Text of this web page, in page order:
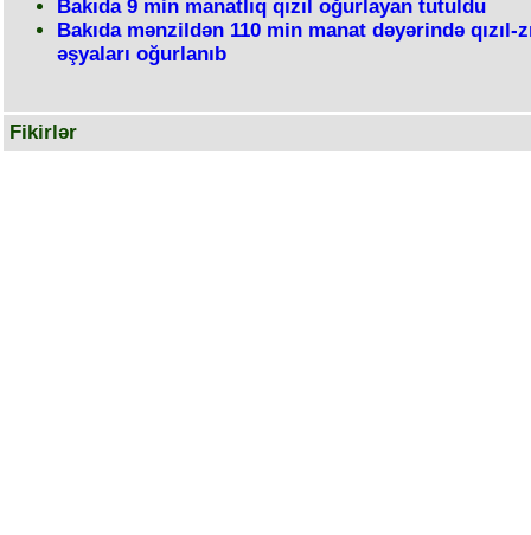
Bakıda 9 min manatlıq qızıl oğurlayan tutuldu
Bakıda mənzildən 110 min manat dəyərində qızıl-
əşyaları oğurlanıb
Fikirlər